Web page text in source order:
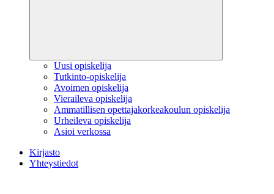
Uusi opiskelija
Tutkinto-opiskelija
Avoimen opiskelija
Vieraileva opiskelija
Ammatillisen opettajakorkeakoulun opiskelija
Urheileva opiskelija
Asioi verkossa
Kirjasto
Yhteystiedot